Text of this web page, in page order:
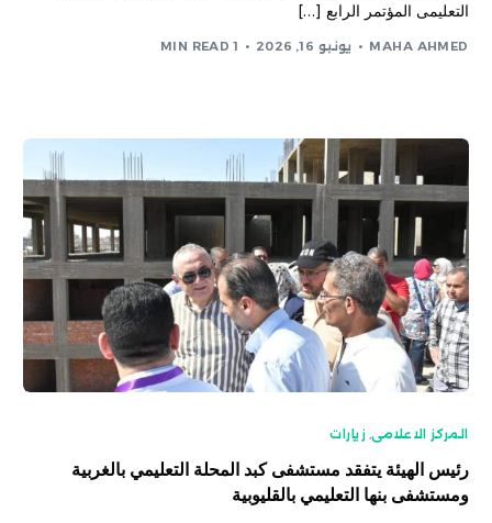
التعليمى المؤتمر الرابع […]
MAHA AHMED يونيو 16, 2026 1 MIN READ
المركز الاعلامى, زيارات
رئيس الهيئة يتفقد مستشفى كبد المحلة التعليمي بالغربية
ومستشفى بنها التعليمي بالقليوبية